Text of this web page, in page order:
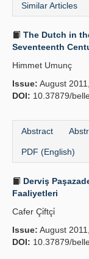
Similar Articles
The Dutch in
Seventeenth
Himmet Umunç
Issue: August
DOI: 10.37879/
Abstract
PDF (English)
Derviş
Faaliyetleri
Cafer Çi̇ftçi̇
Issue: August
DOI: 10.37879/